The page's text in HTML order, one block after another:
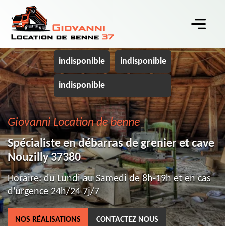
indisponible indisponible
indisponible
Giovanni Location de benne
Spécialiste en débarras de grenier et cave
Nouzilly 37380
Horaire: du Lundi au Samedi de 8h-19h et en cas
d'urgence 24h/24 7j/7
NOS RÉALISATIONS CONTACTEZ NOUS